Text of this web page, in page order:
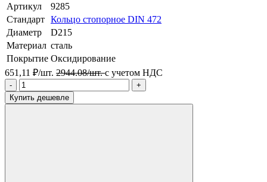
Артикул
9285
Стандарт Кольцо стопорное DIN 472
Диаметр
D215
Материал сталь
Покрытие Оксидирование
651,11 ₽/шт. 2944.08/шт.с учетом НДС
-
+
Купить дешевле